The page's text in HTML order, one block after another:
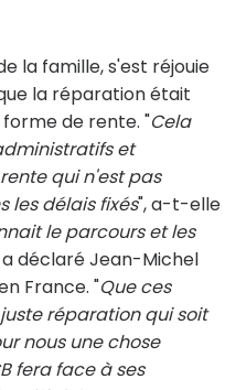
la famille, s'est réjouie
la réparation était
de rente. "Cela
et
qui n'est pas
les délais fixés", a-t-elle
le parcours et les
a déclaré Jean-Michel
France. "Que ces
réparation qui soit
nous une chose
fera face à ses